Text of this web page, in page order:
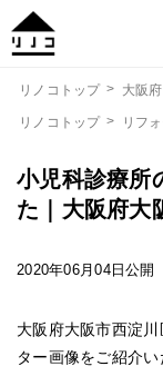
リノコトップ 大阪府
リノコトップ リフ
小児科診療所
た｜大阪府大
2020年06月04日公開
大阪府大阪市西淀
ター画像をご紹介い